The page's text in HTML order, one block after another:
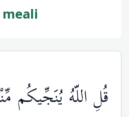
قُلِ اللّهُ يُنَجِّيكُم